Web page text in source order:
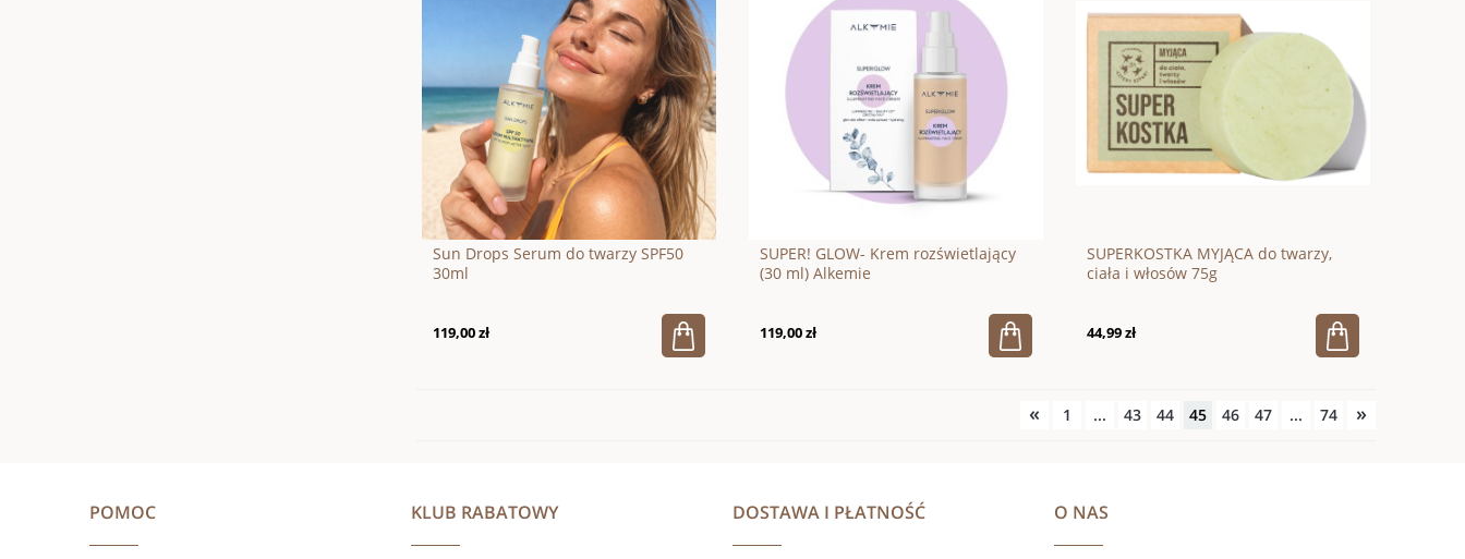
Sun Drops Serum do twarzy SPF50
30ml
119,00 zł
SUPER! GLOW- Krem rozświetlający
(30 ml) Alkemie
119,00 zł
SUPERKOSTKA MYJĄCA do twarzy,
ciała i włosów 75g
44,99 zł
« 1 ... 43 44 45 46 47 ... 74 »
POMOC KLUB RABATOWY DOSTAWA I PŁATNOŚĆ O NAS